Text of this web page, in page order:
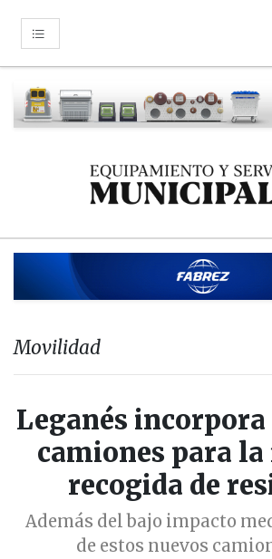
Movilidad
Leganés incorpora
camiones para la
recogida de
Además del bajo impacto
de estos nuevos